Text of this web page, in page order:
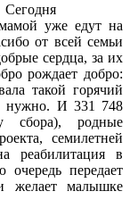
Сегодня
уже едут на
от всей семьи
сердца, за их
рождает добро:
такой горячий
нужно. И 331 748
сбора), родные
семилетней
в
передает
желает малышке